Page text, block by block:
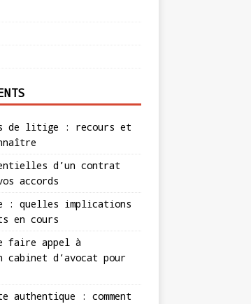
de litige : recours et
d’un contrat
accords
: quelles implications
en cours
faire appel à
cabinet d’avocat pour
authentique : comment